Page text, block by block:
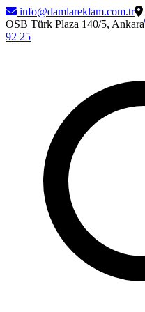
info@damlareklam.com.tr
OSB Türk Plaza 140/5, Ankara
92 25